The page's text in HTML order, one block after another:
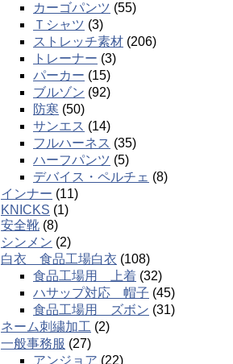
カーゴパンツ (55)
Ｔシャツ (3)
ストレッチ素材 (206)
トレーナー (3)
パーカー (15)
ブルゾン (92)
防寒 (50)
サンエス (14)
フルハーネス (35)
ハーフパンツ (5)
デバイス・ペルチェ (8)
インナー (11)
KNICKS (1)
安全靴 (8)
シンメン (2)
白衣 食品工場白衣 (108)
食品工場用 上着 (32)
ハサップ対応 帽子 (45)
食品工場用 ズボン (31)
ネーム刺繍加工 (2)
一般事務服 (27)
アンジョア (22)